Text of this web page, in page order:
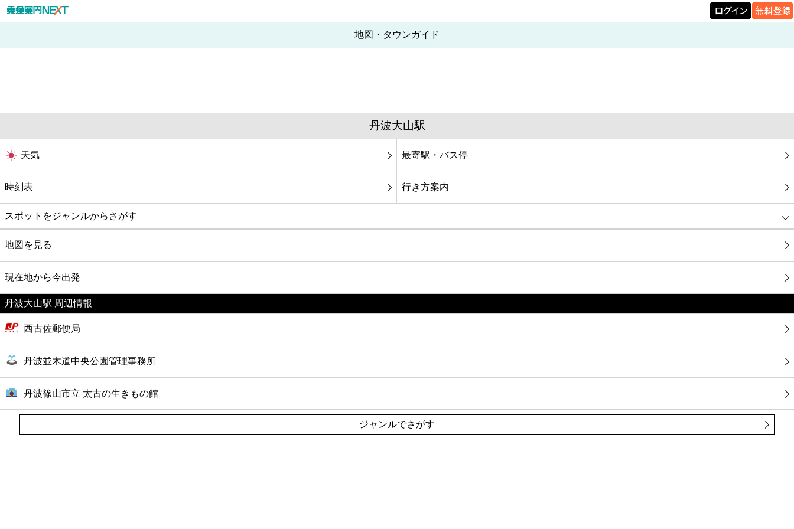
地図・タウンガイド
丹波大山駅
天気 最寄駅・バス停
時刻表 行き方案内
スポットをジャンルからさがす
グルメ
映画
美容
エンタメ
地図を見る
現在地から今出発
丹波大山駅 周辺情報
西古佐郵便局
丹波並木道中央公園管理事務所
丹波篠山市立 太古の生きもの館
ジャンルでさがす